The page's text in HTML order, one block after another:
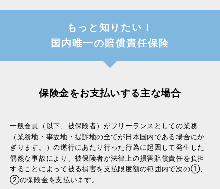
もっと知りたい！
国内唯一の賠償責任保険
保険金をお支払いする主な場合
一般会員（以下、被保険者）がフリーランスとしての業務
（業務地・事故地・提訴地の全てが日本国内である場合にか
ぎります。）の遂行にあたり行った行為に起因して発生した
偶然な事故により、被保険者が法律上の損害賠償責任を負担
することによって被る損害を支払限度額の範囲内で次の①、
②の保険金を支払います。